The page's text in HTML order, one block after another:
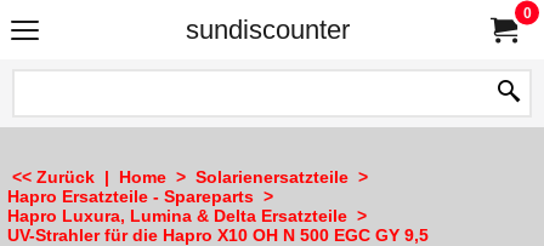
sundiscounter
0
<< Zurück | Home > Solarienersatzteile >
Hapro Ersatzteile - Spareparts >
Hapro Luxura, Lumina & Delta Ersatzteile >
UV-Strahler für die Hapro X10 OH N 500 EGC GY 9,5